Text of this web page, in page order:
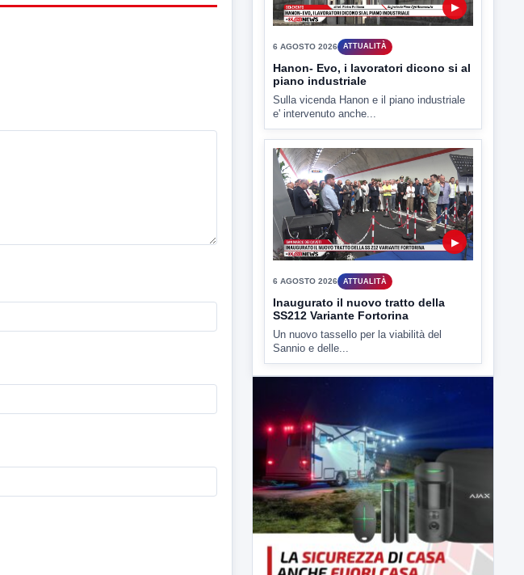
Hanon- Evo, i lavoratori dicono si al
piano industriale
Sulla vicenda Hanon e il piano industriale
e' intervenuto anche...
▶
6 AGOSTO 2026 ATTUALITÀ
Inaugurato il nuovo tratto della
SS212 Variante Fortorina
Un nuovo tassello per la viabilità del
Sannio e delle...